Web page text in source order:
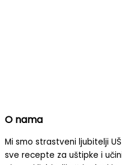
O nama
Mi smo strastveni ljubitelji
sve recepte za uštipke i